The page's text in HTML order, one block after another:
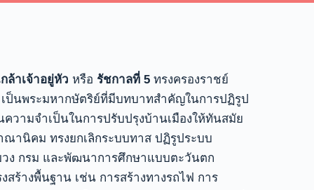
ล้าเจ้าอยู่หัว หรือ รัชกาลที่ 5 ทรงครองราชย์
เป็นพระมหากษัตริย์ที่มีบทบาทสำคัญในการปฏิรูป
ความจำเป็นในการปรับปรุงบ้านเมืองให้ทันสมัย
ณานิคม ทรงยกเลิกระบบทาส ปฏิรูประบบ
วง กรม และพัฒนาการศึกษาแบบตะวันตก
ร้างพื้นฐาน เช่น การสร้างทางรถไฟ การ